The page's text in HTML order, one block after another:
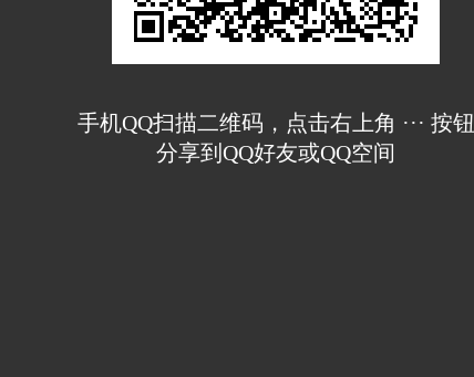
手机QQ扫描二维码，点击右上角 ··· 按钮
分享到QQ好友或QQ空间